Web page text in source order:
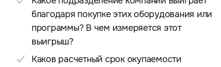
благодаря покупке этих оборудования или
программы? В чем измеряется этот
выигрыш?
Каков расчетный срок окупаемости